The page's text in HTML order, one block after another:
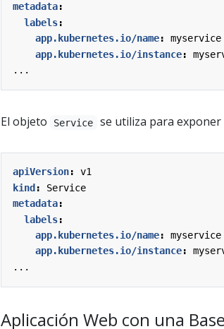
metadata:
labels:
app.kubernetes.io/name:
myservice
app.kubernetes.io/instance:
...
El objeto Service se utiliza para exponer
apiVersion:
v1
kind :
Service
metadata:
labels:
app.kubernetes.io/name:
myservice
app.kubernetes.io/instance:
...
Aplicación Web con una